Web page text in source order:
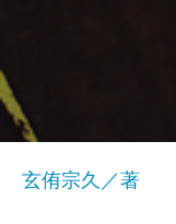
玄侑宗久／著